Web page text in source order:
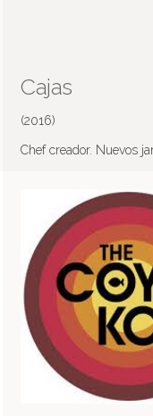
Cajas
(2016)
Chef creador. Nuevos